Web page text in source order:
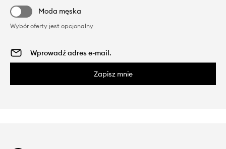
Moda męska
Wybór oferty jest opcjonalny
Zapisz mnie